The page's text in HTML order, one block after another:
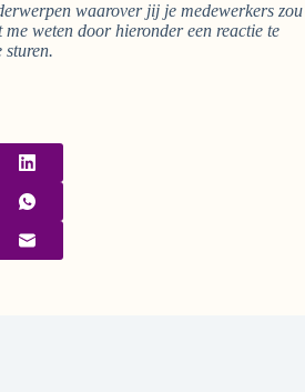
waarover jij je medewerkers zou
weten door hieronder een reactie te
sturen.